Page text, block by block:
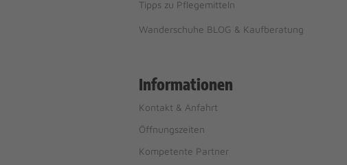
Tipps zu Pflegemitteln
Wanderschuhe BLOG & Kaufberatung
Informationen
Kontakt & Anfahrt
Öffnungszeiten
Kompetente Partner